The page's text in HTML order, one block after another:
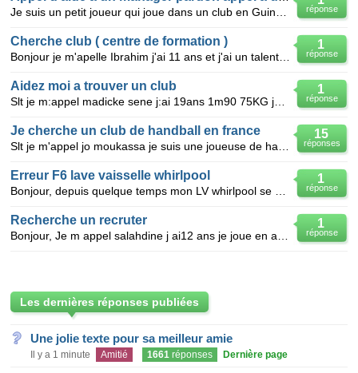
réponse
1
réponse
Cherche club ( centre de formation )
1
réponse
Aidez moi a trouver un club
15
réponses
Je cherche un club de handball en france
1
réponse
Erreur F6 lave vaisselle whirlpool
1
réponse
Recherche un recruter
Les dernières réponses publiées
Une jolie texte pour sa meilleur amie
Il y a 1 minute Amitié 1661 réponses Dernière page